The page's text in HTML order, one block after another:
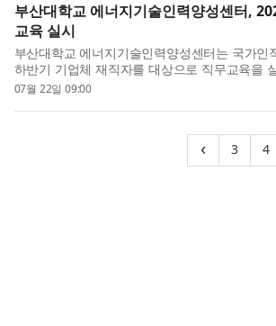
부산대학교 에너지기술인력양성센터,
교육 실시
부산대학교 에너지기술인력양성센터는 국가
하반기 기업체 재직자를 대상으로 직무교육을
인력공단이 후원하는 이번 하반기 강좌는 총 4
07월 22일 09:00
‹ 3 4